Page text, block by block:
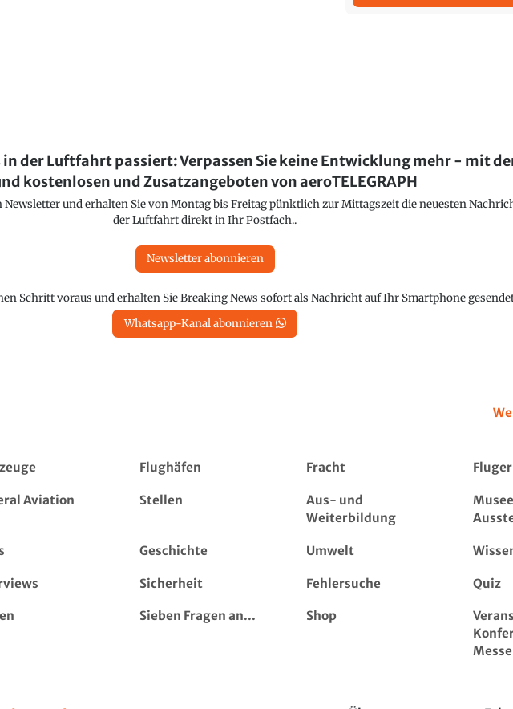
in der Luftfahrt passiert: Verpassen Sie keine Entwicklung mehr - mit
kostenlosen und Zusatzangeboten von aeroTELEGRAPH
und erhalten Sie von Montag bis Freitag pünktlich zur Mittagszeit die neuesten
der Luftfahrt direkt in Ihr Postfach..
Newsletter abonnieren
Schritt voraus und erhalten Sie Breaking News sofort als Nachricht auf Ihr Smartphone
Whatsapp-Kanal abonnieren
Flughäfen Fracht
Aviation Stellen
Aus- und
Weiterbildung
Geschichte Umwelt
Sicherheit Fehlersuche Quiz
Sieben Fragen an... Shop